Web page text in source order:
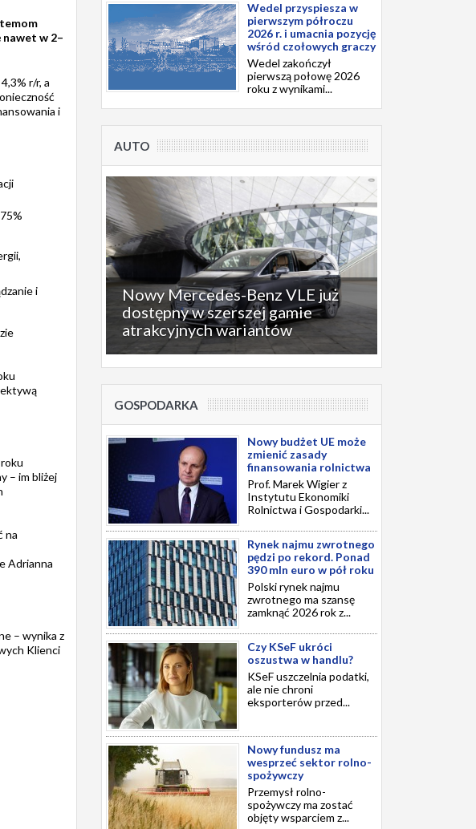
nawet w 2–
r/r, a
i
i
– im bliżej
na
Adrianna
– wynika z
Klienci
Wedel przyspiesza w
pierwszym półroczu
2026 r. i umacnia pozycję
wśród czołowych graczy
Wedel zakończył
pierwszą połowę 2026
roku z wynikami...
AUTO
Nowy Mercedes-Benz VLE już
dostępny w szerszej gamie
atrakcyjnych wariantów
GOSPODARKA
Nowy budżet UE może
zmienić zasady
finansowania rolnictwa
Prof. Marek Wigier z
Instytutu Ekonomiki
Rolnictwa i Gospodarki...
Rynek najmu zwrotnego
pędzi po rekord. Ponad
390 mln euro w pół roku
Polski rynek najmu
zwrotnego ma szansę
zamknąć 2026 rok z...
Czy KSeF ukróci
oszustwa w handlu?
KSeF uszczelnia podatki,
ale nie chroni
eksporterów przed...
Nowy fundusz ma
wesprzeć sektor rolno-
spożywczy
Przemysł rolno-
spożywczy ma zostać
objęty wsparciem z...